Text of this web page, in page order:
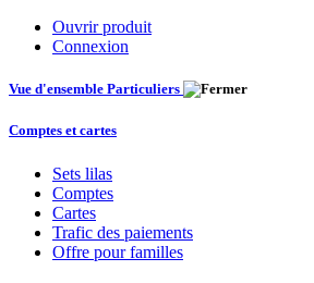
Ouvrir produit
Connexion
Vue d'ensemble Particuliers
Comptes et cartes
Sets lilas
Comptes
Cartes
Trafic des paiements
Offre pour familles